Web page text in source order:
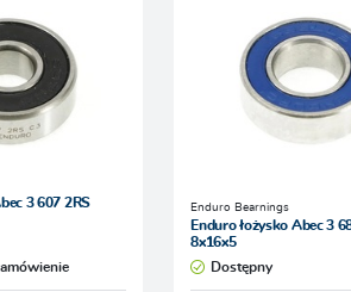
3 607 2RS
Enduro Bearnings
Enduro łożysko Abec 3
8x16x5
Dostępny